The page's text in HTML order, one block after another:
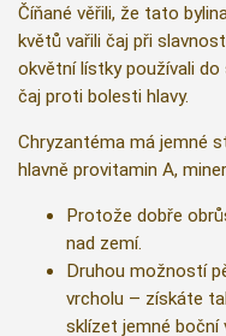
Číňané věřili, že tato
květů vařili čaj při
okvětní lístky používali
čaj proti bolesti hlavy.
Chryzantéma má jemné
hlavně provitamin A,
Protože dobře
nad zemí.
Druhou možností
vrcholu – získáte
sklízet jemné boční